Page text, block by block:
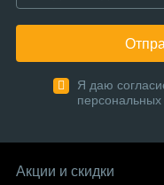
Я даю
Акции и скидки